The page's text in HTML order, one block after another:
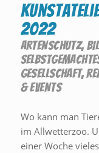
2022
ARTENSCHUTZ,
GESELLSCHAFT,
& EVENTS
Wo kann man
im Allwetterzoo.
einer Woche